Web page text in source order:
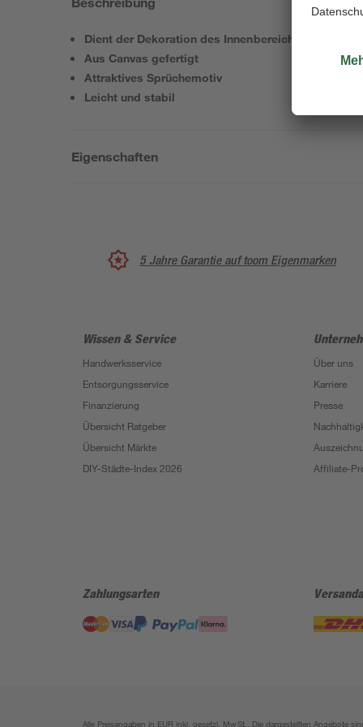
Dient der Dekoration des Innenbereichs
Aus Canvas gefertigt
Attraktives Sprüchemotiv
Leicht und stabil
Eigenschaften
5 Jahre Garantie auf toom Eigenmarken
Wissen & Service
Handwerksservice
Entsorgungsservice
Finanzierung
Übersicht Ratgeber
Übersicht Märkte
DIY-Städte-Index 2026
Über uns
Karriere
Presse
Affiliate-
Zahlungsarten
Alle Preisangaben in EUR inkl. gesetzl. MwSt.. Die dargestellten Angebote